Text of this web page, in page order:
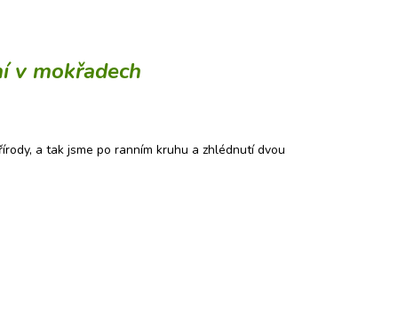
v mokřadech
a tak jsme po ranním kruhu a zhlédnutí dvou